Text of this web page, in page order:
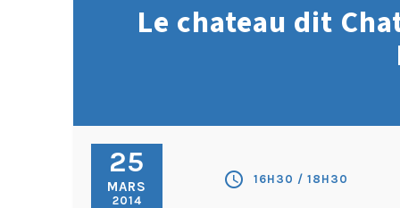
Le chateau dit
25
MARS
2014
schedule 16H30 / 18H30